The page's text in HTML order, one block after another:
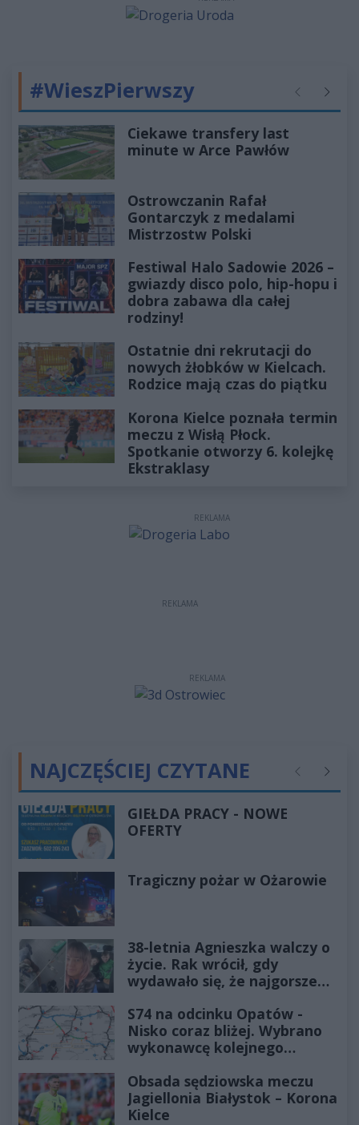
#WieszPierwszy Poprzednie
Ciekawe transfery last
minute w Arce Pawłów
Ostrowczanin Rafał
Gontarczyk z medalami
Mistrzostw Polski
Festiwal Halo Sadowie 2026 –
gwiazdy disco polo, hip-hopu i
dobra zabawa dla całej
rodziny!
Ostatnie dni rekrutacji do
nowych żłobków w Kielcach.
Rodzice mają czas do piątku
Korona Kielce poznała termin
meczu z Wisłą Płock.
Spotkanie otworzy 6. kolejkę
Ekstraklasy
REKLAMA
REKLAMA
REKLAMA
NAJCZĘŚCIEJ CZYTANE Poprzednie
GIEŁDA PRACY - NOWE
OFERTY
Tragiczny pożar w Ożarowie
38-letnia Agnieszka walczy o
życie. Rak wrócił, gdy
wydawało się, że najgorsze
S74 na odcinku Opatów -
Nisko coraz bliżej. Wybrano
wykonawcę kolejnego
Obsada sędziowska meczu
Jagiellonia Białystok – Korona
Kielce